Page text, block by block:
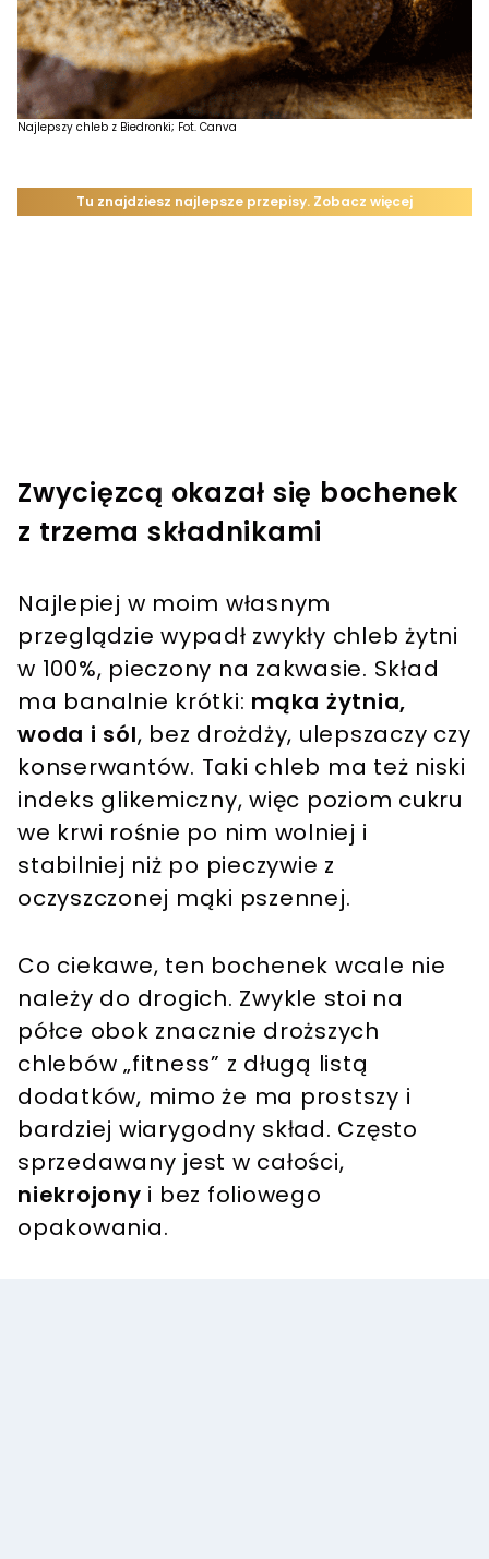
Najlepszy chleb z Biedronki; Fot. Canva
Zwycięzcą okazał się bochenek
z trzema składnikami
Najlepiej w moim własnym
przeglądzie wypadł zwykły chleb żytni
w 100%, pieczony na zakwasie. Skład
ma banalnie krótki: mąka żytnia,
woda i sól, bez drożdży, ulepszaczy czy
konserwantów. Taki chleb ma też niski
indeks glikemiczny, więc poziom cukru
we krwi rośnie po nim wolniej i
stabilniej niż po pieczywie z
oczyszczonej mąki pszennej.
Co ciekawe, ten bochenek wcale nie
należy do drogich. Zwykle stoi na
półce obok znacznie droższych
chlebów „fitness” z długą listą
dodatków, mimo że ma prostszy i
bardziej wiarygodny skład. Często
sprzedawany jest w całości,
niekrojony i bez foliowego
opakowania.